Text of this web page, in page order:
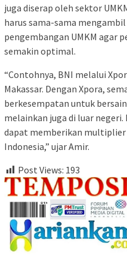
juga diserap oleh sektor
harus sama-sama
pengembangan UMKM agar
semakin optimal.
“Contohnya, BNI melalui
Makassar. Dengan Xpora,
berkesempatan untuk
melainkan juga di luar negeri.
dapat memberikan
Indonesia,” ujar Amir.
Post Views: 193